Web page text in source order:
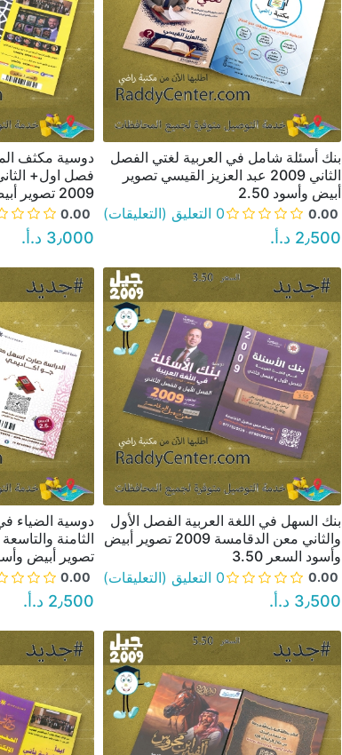
نظرة سريعة
بنك أسئلة شامل في العربية لغتي الفصل
الثاني 2009 عبد العزيز القيسي تصوير
أبيض وأسود 2.50
0.00 0 التعليق (التعليقات)
2٫500 د.أ.‏
دوسية مكثف
فصل اول+
2009 تصوير أبيض وأسود السعر 3.00
0.00
3٫000 د.أ.‏
نظرة سريعة
بنك السهل في اللغة العربية الفصل الأول
والثاني معن الدقامسة 2009 تصوير أبيض
وأسود السعر 3.50
0.00 0 التعليق (التعليقات)
3٫500 د.أ.‏
دوسية الضياء
تصوير أبيض
0.00
2٫500 د.أ.‏